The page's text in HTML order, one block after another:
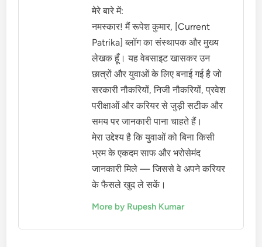
मेरे बारे में:
नमस्कार! मैं रूपेश कुमार, [Current
Patrika] ब्लॉग का संस्थापक और मुख्य
लेखक हूँ। यह वेबसाइट खासकर उन
छात्रों और युवाओं के लिए बनाई गई है जो
सरकारी नौकरियों, निजी नौकरियों, प्रवेश
परीक्षाओं और करियर से जुड़ी सटीक और
समय पर जानकारी पाना चाहते हैं।
मेरा उद्देश्य है कि युवाओं को बिना किसी
भ्रम के एकदम साफ और भरोसेमंद
जानकारी मिले — जिससे वे अपने करियर
के फैसले खुद ले सकें।
More by Rupesh Kumar